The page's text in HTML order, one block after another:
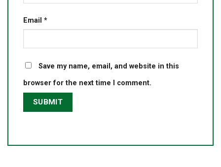
Email *
Save my name, email, and website in this
browser for the next time I comment.